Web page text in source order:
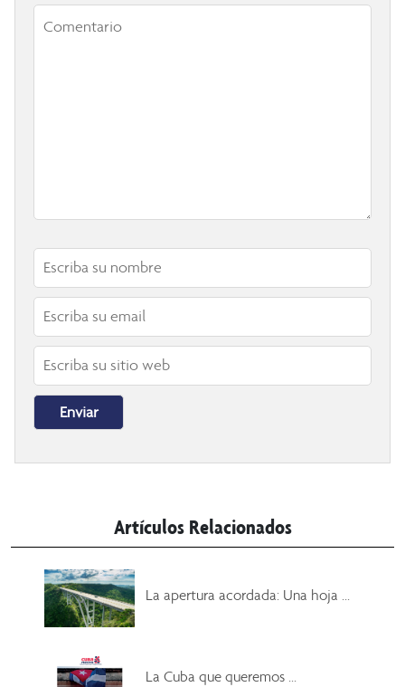
Artículos Relacionados
La apertura acordada: Una hoja ...
La Cuba que queremos ...